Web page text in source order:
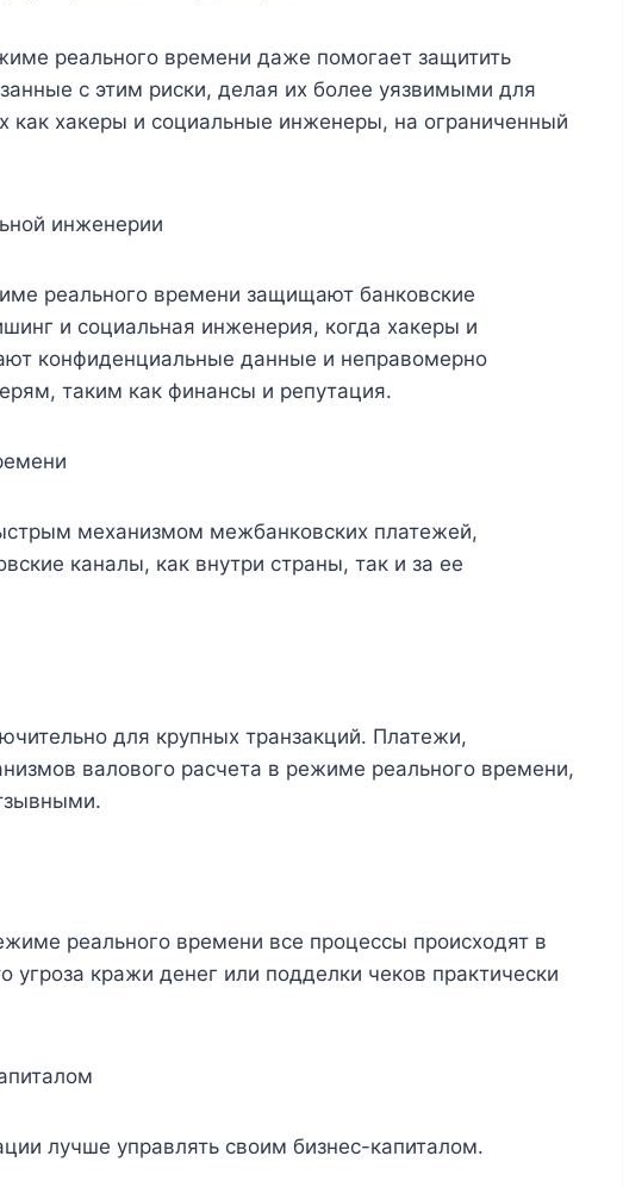
реального времени даже помогает защитить
с этим риски, делая их более уязвимыми для
как хакеры и социальные инженеры, на ограниченный
инженерии
реального времени защищают банковские
и социальная инженерия, когда хакеры и
конфиденциальные данные и неправомерно
таким как финансы и репутация.
механизмом межбанковских платежей,
каналы, как внутри страны, так и за ее
для крупных транзакций. Платежи,
валового расчета в режиме реального времени,
реального времени все процессы происходят в
угроза кражи денег или подделки чеков практически
лучше управлять своим бизнес-капиталом.